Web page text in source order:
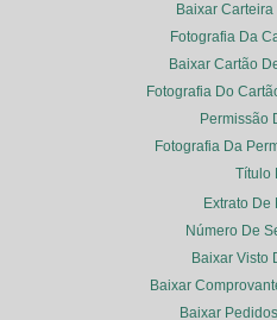
Baixar
Fotografia Da
Baixar Cartão
Fotografia Do
Permissão
Fotografia Da
Título
Extrato De
Número De
Baixar Visto
Baixar
Baixar